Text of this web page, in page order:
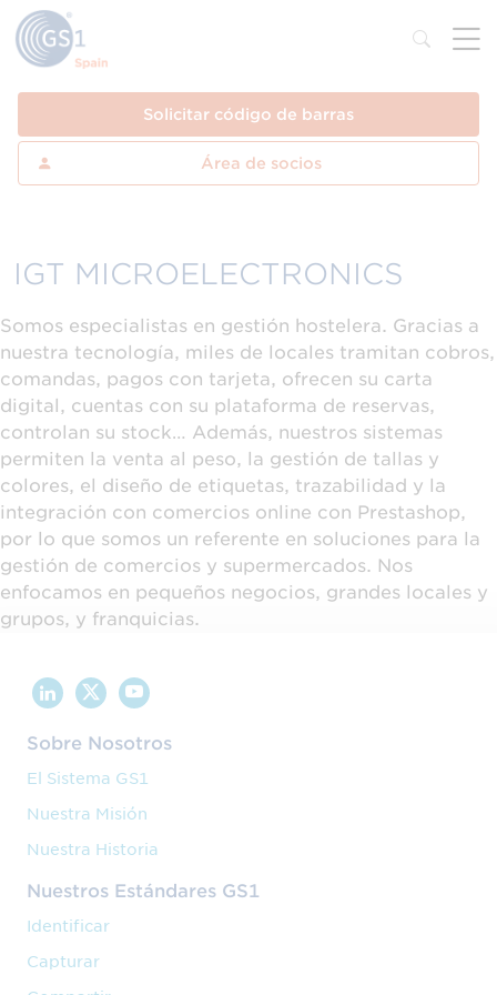
Solicitar código de barras
Área de socios
IGT MICROELECTRONICS
Somos especialistas en gestión hostelera. Gracias a
nuestra tecnología, miles de locales tramitan cobros,
comandas, pagos con tarjeta, ofrecen su carta
digital, cuentas con su plataforma de reservas,
controlan su stock… Además, nuestros sistemas
permiten la venta al peso, la gestión de tallas y
colores, el diseño de etiquetas, trazabilidad y la
integración con comercios online con Prestashop,
por lo que somos un referente en soluciones para la
gestión de comercios y supermercados. Nos
enfocamos en pequeños negocios, grandes locales y
grupos, y franquicias.
Sobre Nosotros
El Sistema GS1
Nuestra Misión
Nuestra Historia
Nuestros Estándares GS1
Identificar
Capturar